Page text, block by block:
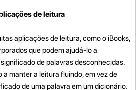
de leitura
aplicações de leitura, como o iBooks,
que podem ajudá-lo a
de palavras desconhecidas.
a manter a leitura fluindo, em vez de
de uma palavra em um dicionário.